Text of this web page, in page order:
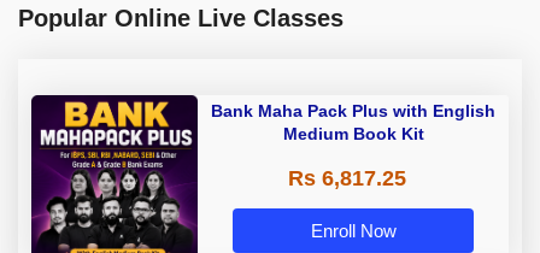
Popular Online Live Classes
Bank Maha Pack Plus with English
Medium Book Kit
Rs 6,817.25
Enroll Now